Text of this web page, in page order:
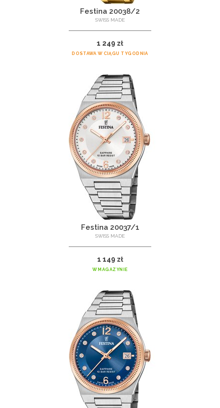
Festina 20038/2
SWISS MADE
1 249 zł
DOSTAWA W CIĄGU TYGODNIA
Festina 20037/1
SWISS MADE
1 149 zł
W MAGAZYNIE